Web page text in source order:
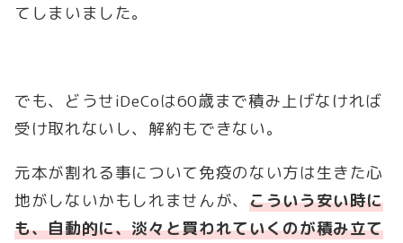
てしまいました。
でも、どうせiDeCoは60歳まで積み上げなければ
受け取れないし、解約もできない。
元本が割れる事について免疫のない方は生きた心
地がしないかもしれませんが、 こういう安い時に
も、自動的に、淡々と買われていくのが積み立て